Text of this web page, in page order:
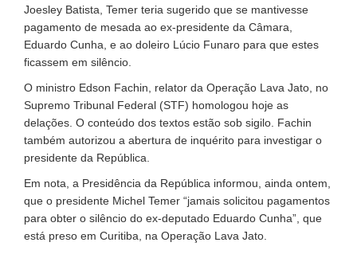
Joesley Batista, Temer teria sugerido que se mantivesse
pagamento de mesada ao ex-presidente da Câmara,
Eduardo Cunha, e ao doleiro Lúcio Funaro para que estes
ficassem em silêncio.
O ministro Edson Fachin, relator da Operação Lava Jato, no
Supremo Tribunal Federal (STF) homologou hoje as
delações. O conteúdo dos textos estão sob sigilo. Fachin
também autorizou a abertura de inquérito para investigar o
presidente da República.
Em nota, a Presidência da República informou, ainda ontem,
que o presidente Michel Temer “jamais solicitou pagamentos
para obter o silêncio do ex-deputado Eduardo Cunha”, que
está preso em Curitiba, na Operação Lava Jato.